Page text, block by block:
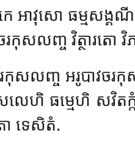
អាវុសោ ធម្មសង្គណី
កុសលញ្ច វិត្ថារតោ វិ
កុសលញ្ច អរូបាវចរកុ
កុសលេហិ ធម្មេហិ ស
ោ ទេសិតំ.